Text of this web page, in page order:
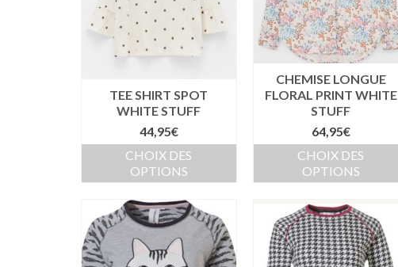
CHEMISE LONGUE
FLORAL PRINT WHITE
STUFF
64,95€
CHOIX DES
OPTIONS
TEE SHIRT SPOT
WHITE STUFF
44,95€
CHOIX DES
OPTIONS